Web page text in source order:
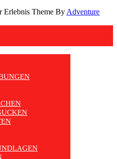
Erlebnis Theme By Adventure